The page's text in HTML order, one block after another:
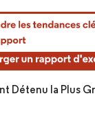
La réutilisation
Détenu la Plus